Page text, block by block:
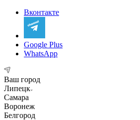
Вконтакте
Google Plus
WhatsApp
Ваш город
Липецк
Самара
Воронеж
Белгород